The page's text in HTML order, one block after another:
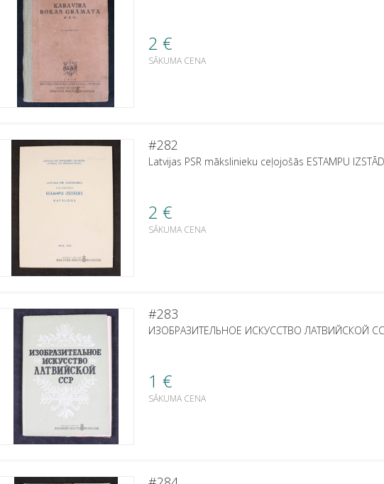
2 €
SĀKUMA CENA
#282
Latvijas PSR mākslinieku ceļojošās ESTAMPU
2 €
SĀKUMA CENA
#283
ИЗОБРАЗИТЕЛЬНОЕ ИСКУССТВО ЛАТВИЙСКОЙ
1 €
SĀKUMA CENA